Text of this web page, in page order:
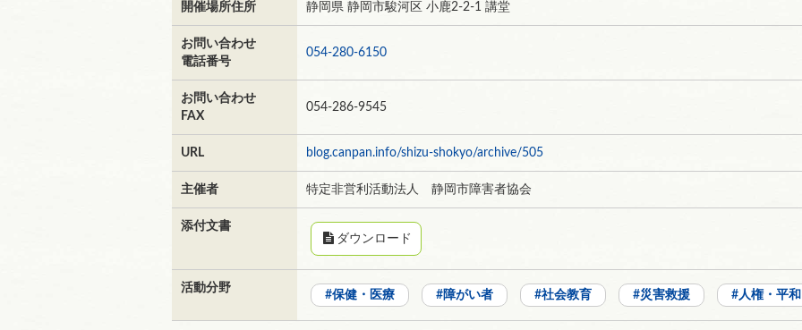
開催場所住所 静岡県 静岡市駿河区 小鹿2-2-1 講堂
お問い合わせ
電話番号
054-280-6150
お問い合わせ
FAX
054-286-9545
URL blog.canpan.info/shizu-shokyo/archive/505
主催者 特定非営利活動法人 静岡市障害者協会
添付文書
ダウンロード
活動分野
保健・医療 障がい者 社会教育 災害救援 人権・平和